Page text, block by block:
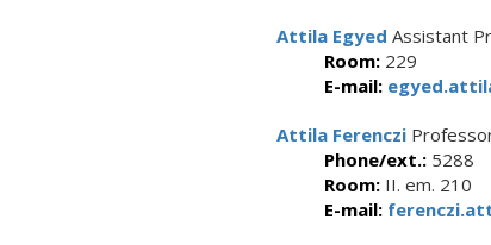
Attila Egyed Assistant
Room: 229
E-mail:
Attila Ferenczi
Phone/ext.: 5288
Room: II. em. 210
E-mail: